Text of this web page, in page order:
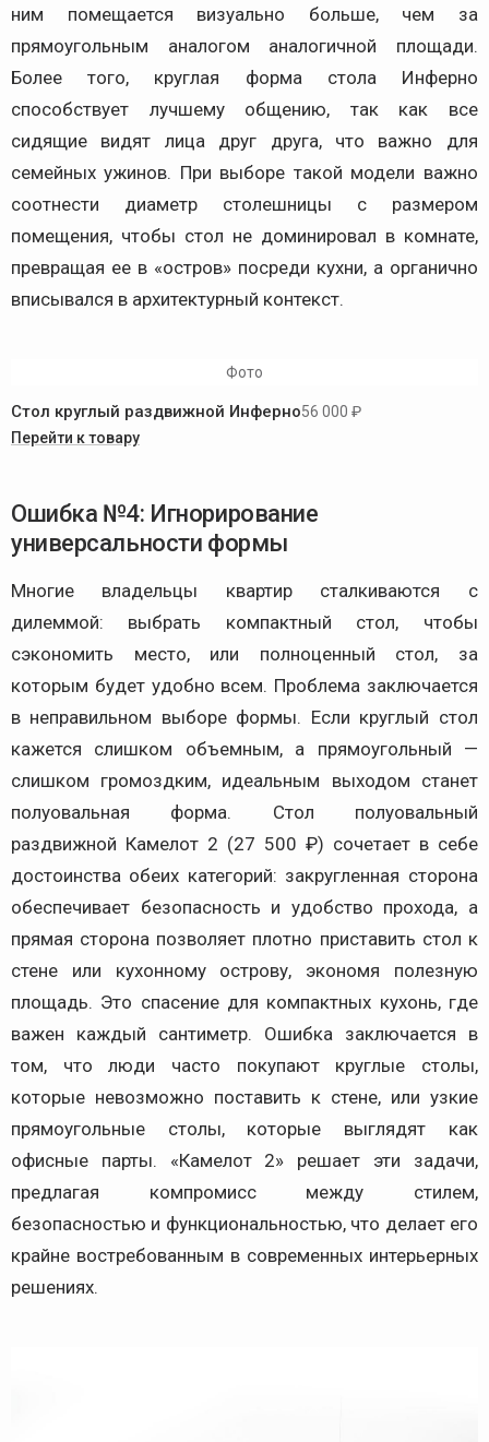
ним помещается визуально больше, чем за
прямоугольным аналогом аналогичной площади.
Более того, круглая форма стола Инферно
способствует лучшему общению, так как все
сидящие видят лица друг друга, что важно для
семейных ужинов. При выборе такой модели важно
соотнести диаметр столешницы с размером
помещения, чтобы стол не доминировал в комнате,
превращая ее в «остров» посреди кухни, а органично
вписывался в архитектурный контекст.
Фото
Стол круглый раздвижной Инферно56 000 ₽
Перейти к товару
Ошибка №4: Игнорирование
универсальности формы
Многие владельцы квартир сталкиваются с
дилеммой: выбрать компактный стол, чтобы
сэкономить место, или полноценный стол, за
которым будет удобно всем. Проблема заключается
в неправильном выборе формы. Если круглый стол
кажется слишком объемным, а прямоугольный —
слишком громоздким, идеальным выходом станет
полуовальная форма. Стол полуовальный
раздвижной Камелот 2 (27 500 ₽) сочетает в себе
достоинства обеих категорий: закругленная сторона
обеспечивает безопасность и удобство прохода, а
прямая сторона позволяет плотно приставить стол к
стене или кухонному острову, экономя полезную
площадь. Это спасение для компактных кухонь, где
важен каждый сантиметр. Ошибка заключается в
том, что люди часто покупают круглые столы,
которые невозможно поставить к стене, или узкие
прямоугольные столы, которые выглядят как
офисные парты. «Камелот 2» решает эти задачи,
предлагая компромисс между стилем,
безопасностью и функциональностью, что делает его
крайне востребованным в современных интерьерных
решениях.